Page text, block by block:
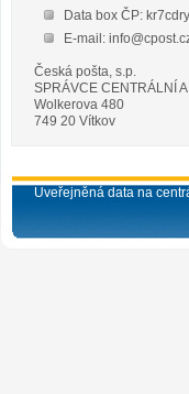
Data box ČP: kr7cdry
E-mail:
Česká pošta, s.p.
SPRÁVCE CENTRÁLNÍ
Wolkerova 480
749 20 Vítkov
Uveřejněná data na